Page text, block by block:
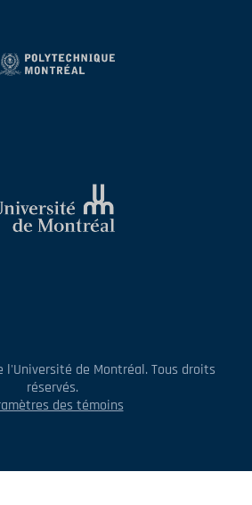
l'Université de Montréal. Tous droits
réservés.
des témoins